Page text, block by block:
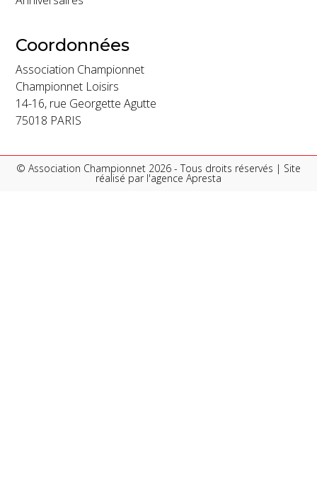
Coordonnées
Association Championnet
Championnet Loisirs
14-16, rue Georgette Agutte
75018 PARIS
© Association Championnet 2026 - Tous droits réservés | Site
réalisé par l'agence Apresta